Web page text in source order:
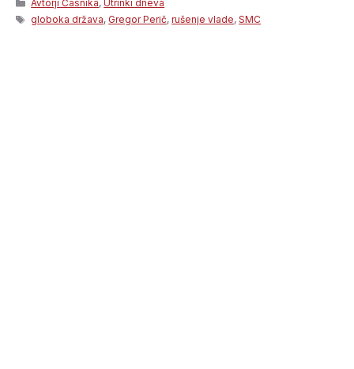
Avtorji Časnika,Utrinki dneva
Tags
globoka država, Gregor Perič,rušenje vlade,SMC